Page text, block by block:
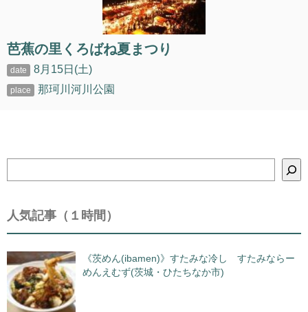
芭蕉の里くろばね夏まつり
8月15日(土)
那珂川河川公園
索
人気記事（１時間）
《茨めん(ibamen)》すたみな冷し すたみならー
めんえむず(茨城・ひたちなか市)